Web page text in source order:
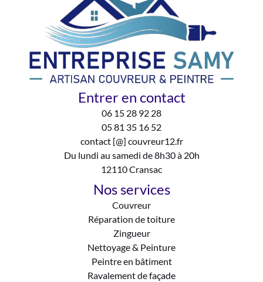
Entrer en contact
06 15 28 92 28
05 81 35 16 52
contact [@] couvreur12.fr
Du lundi au samedi de 8h30 à 20h
12110 Cransac
Nos services
Couvreur
Réparation de toiture
Zingueur
Nettoyage & Peinture
Peintre en bâtiment
Ravalement de façade